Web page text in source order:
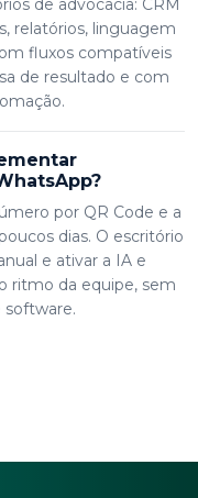
de advocacia: CRM
relatórios, linguagem
fluxos compatíveis
de resultado e com
por QR Code e a
dias. O escritório
e ativar a IA e
ritmo da equipe, sem